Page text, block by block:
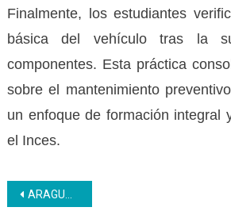
Finalmente, los estudiantes
básica del vehículo tras la
componentes. Esta práctica
sobre el mantenimiento
un enfoque de formación integral
el Inces.
Navegación
ARAGUA | Inces y gremios empresariales consolidaron alianza estratégica para impulsar la formación técnica profesional